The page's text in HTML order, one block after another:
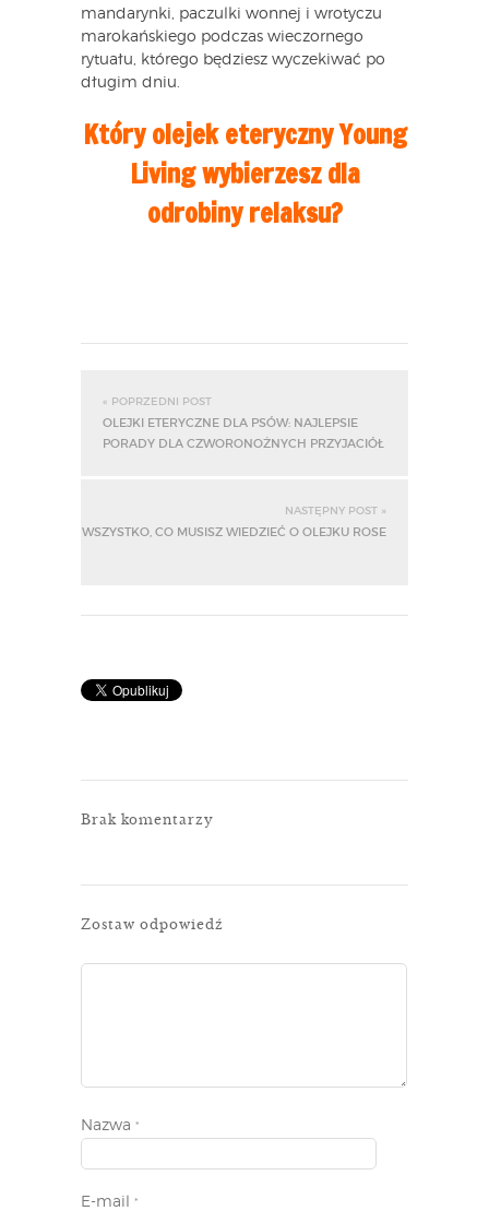
mandarynki, paczulki wonnej i wrotyczu
marokańskiego podczas wieczornego
rytuału, którego będziesz wyczekiwać po
długim dniu.
Który olejek eteryczny Young
Living wybierzesz dla
odrobiny relaksu?
« POPRZEDNI POST
OLEJKI ETERYCZNE DLA PSÓW: NAJLEPSIE
PORADY DLA CZWORONOŻNYCH PRZYJACIÓŁ
NASTĘPNY POST »
WSZYSTKO, CO MUSISZ WIEDZIEĆ O OLEJKU ROSE
Brak komentarzy
Zostaw odpowiedź
Nazwa *
E-mail *